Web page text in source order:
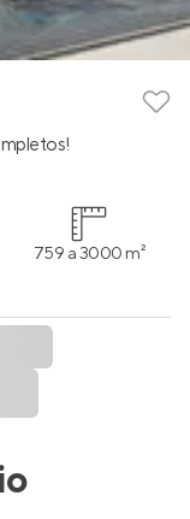
759 a 3000 m²